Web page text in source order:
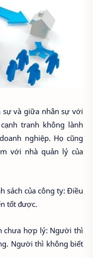
sự và giữa nhân sự với
tranh không lành
nghiệp. Họ cũng
với nhà quản lý của
sách của công ty: Điều
tốt được.
chưa hợp lý: Người thì
Người thì không biết